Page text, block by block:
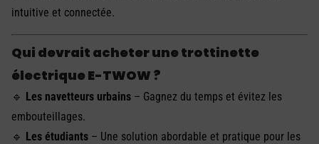
intuitive et connectée.
Qui devrait acheter une trottinette
électrique E-TWOW ?
🔹 Les navetteurs urbains – Gagnez du temps et évitez les
embouteillages.
🔹 Les étudiants – Une solution abordable et pratique pour les